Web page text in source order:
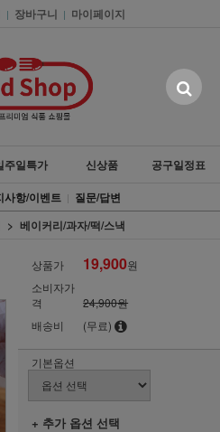
| 장바구니 | 마이페이지
주일특가 신상품
공구일정표
사항/이벤트 | 질문/답변
베이커리/과자/떡/스낵
상품가 19,900원
소비자가
격
24,900원
배송비
(무료)
기본옵션
+ 추가 옵션 선택